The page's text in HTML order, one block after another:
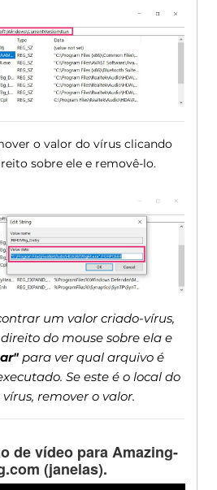
o valor do vírus clicando
sobre ele e removê-lo.
um valor criado-vírus,
do mouse sobre ela e
para ver qual arquivo é
Se este é o local do
remover o valor.
de vídeo para Amazing-
(janelas).